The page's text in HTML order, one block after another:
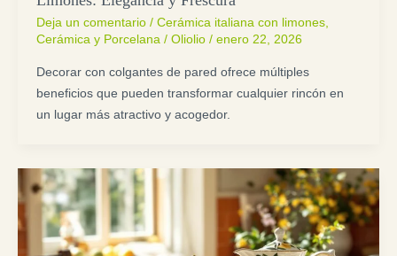
Deja un comentario / Cerámica italiana con limones,
Cerámica y Porcelana / Oliolio / enero 22, 2026
Decorar con colgantes de pared ofrece múltiples
beneficios que pueden transformar cualquier rincón en
un lugar más atractivo y acogedor.